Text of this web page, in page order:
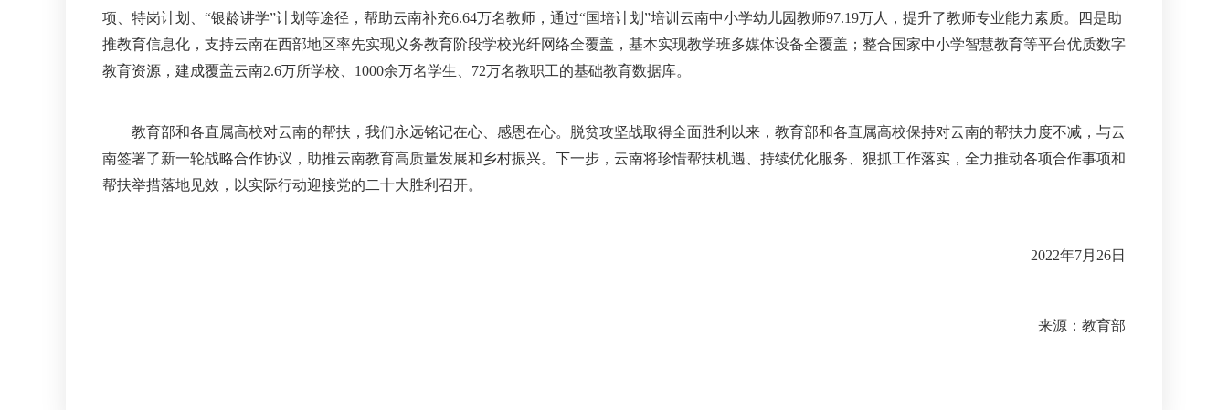
项、特岗计划、“银龄讲学”计划等途径，帮助云南补充6.64万名教师，通过“国培计划”培训云南中小学幼儿园教师97.19万人，提升了教师专业能力素质。四是助
推教育信息化，支持云南在西部地区率先实现义务教育阶段学校光纤网络全覆盖，基本实现教学班多媒体设备全覆盖；整合国家中小学智慧教育等平台优质数字
教育资源，建成覆盖云南2.6万所学校、1000余万名学生、72万名教职工的基础教育数据库。
教育部和各直属高校对云南的帮扶，我们永远铭记在心、感恩在心。脱贫攻坚战取得全面胜利以来，教育部和各直属高校保持对云南的帮扶力度不减，与云
南签署了新一轮战略合作协议，助推云南教育高质量发展和乡村振兴。下一步，云南将珍惜帮扶机遇、持续优化服务、狠抓工作落实，全力推动各项合作事项和
帮扶举措落地见效，以实际行动迎接党的二十大胜利召开。
2022年7月26日
来源：教育部